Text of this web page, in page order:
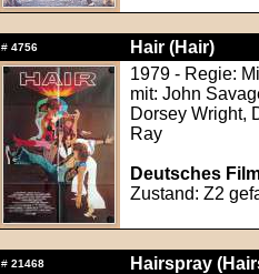
# 4756
Hair (Hair)
1979 - Regie:
mit: John
Dorsey Wright,
Ray
Deutsches
Zustand: Z2
# 21468
Hairspray